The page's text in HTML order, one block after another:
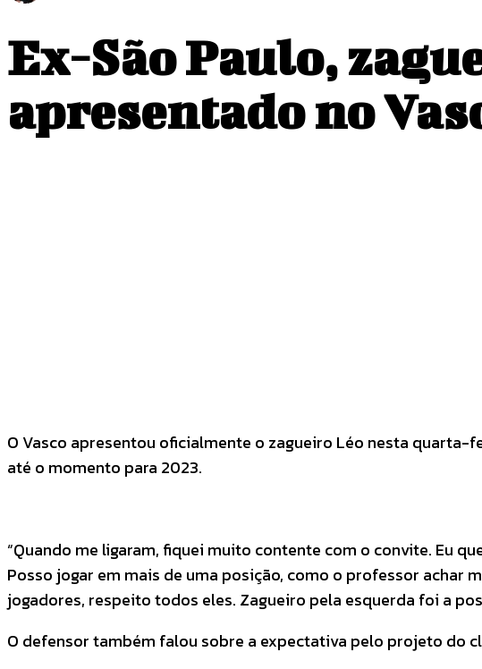
Ex-São Paulo,
apresentado no
O Vasco apresentou oficialmente o zagueiro Léo nesta
até o momento para 2023.
“Quando me ligaram, fiquei muito contente com o convite. Eu
Posso jogar em mais de uma posição, como o professor achar
jogadores, respeito todos eles. Zagueiro pela esquerda foi a
O defensor também falou sobre a expectativa pelo projeto do